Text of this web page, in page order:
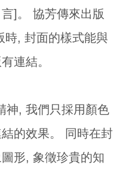
]。 協芳傳來出版
時, 封面的樣式能與
連結。
神, 我們只採用顏色
的效果。 同時在封
形, 象徵珍貴的知